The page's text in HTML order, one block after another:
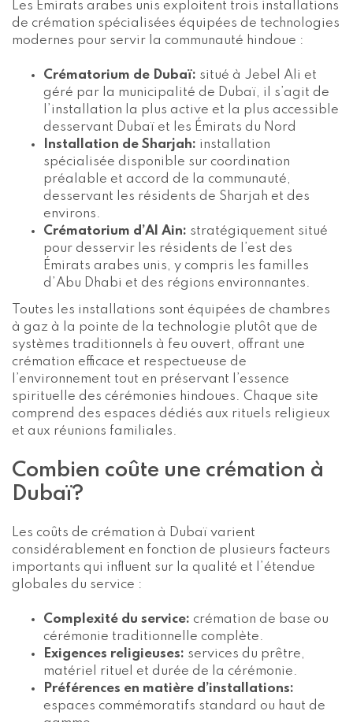
Les Émirats arabes unis exploitent trois installations
de crémation spécialisées équipées de technologies
modernes pour servir la communauté hindoue :
Crématorium de Dubaï: situé à Jebel Ali et
géré par la municipalité de Dubaï, il s’agit de
l’installation la plus active et la plus accessible
desservant Dubaï et les Émirats du Nord
Installation de Sharjah: installation
spécialisée disponible sur coordination
préalable et accord de la communauté,
desservant les résidents de Sharjah et des
environs.
Crématorium d’Al Ain: stratégiquement situé
pour desservir les résidents de l’est des
Émirats arabes unis, y compris les familles
d’Abu Dhabi et des régions environnantes.
Toutes les installations sont équipées de chambres
à gaz à la pointe de la technologie plutôt que de
systèmes traditionnels à feu ouvert, offrant une
crémation efficace et respectueuse de
l’environnement tout en préservant l’essence
spirituelle des cérémonies hindoues. Chaque site
comprend des espaces dédiés aux rituels religieux
et aux réunions familiales.
Combien coûte une crémation à
Dubaï?
Les coûts de crémation à Dubaï varient
considérablement en fonction de plusieurs facteurs
importants qui influent sur la qualité et l’étendue
globales du service :
Complexité du service: crémation de base ou
cérémonie traditionnelle complète.
Exigences religieuses: services du prêtre,
matériel rituel et durée de la cérémonie.
Préférences en matière d’installations:
espaces commémoratifs standard ou haut de